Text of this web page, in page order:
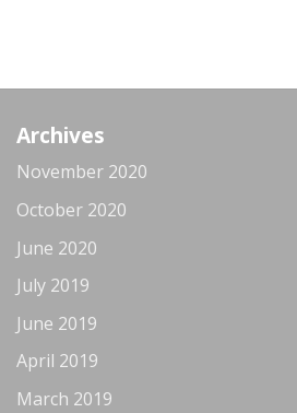
Archives
November 2020
October 2020
June 2020
July 2019
June 2019
April 2019
March 2019